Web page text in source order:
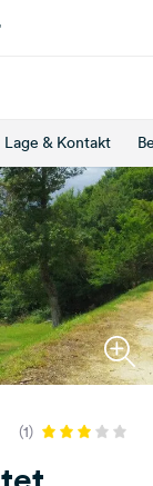
Lage & Kontakt
(1)